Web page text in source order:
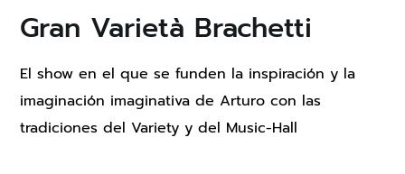
Gran Varietà Brachetti
El show en el que se funden la inspiración y la
imaginación imaginativa de Arturo con las
tradiciones del Variety y del Music-Hall